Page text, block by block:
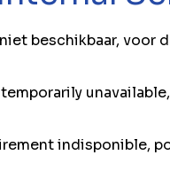
beschikbaar, voor
indisponible,